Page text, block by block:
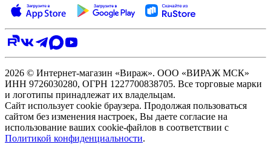
2026 © Интернет-магазин «Вираж». ООО «ВИРАЖ МСК»
ИНН 9726030280, ОГРН 1227700838705. Все торговые марки
и логотипы принадлежат их владельцам.
Сайт использует cookie браузера. Продолжая пользоваться
сайтом без изменения настроек, Вы даете согласие на
использование ваших cookie-файлов в соответствии с
Политикой конфиденциальности.